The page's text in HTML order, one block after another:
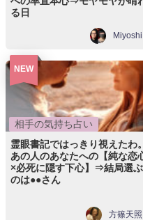
る日
Miyoshi
NEW
相手の気持ち占い
霊眼書記ではっきり視えたわ。
あの人のあなたへの【純な恋
×必死に隠す下心】⇒結局選ぶ
のは●●さん
方篠天照